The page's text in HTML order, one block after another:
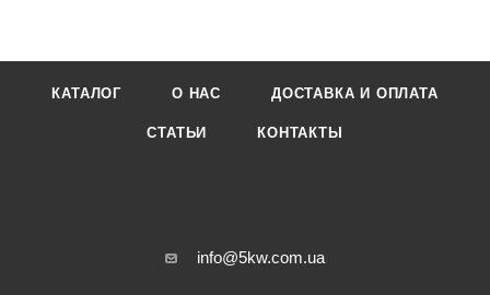
КАТАЛОГ О НАС ДОСТАВКА И ОПЛАТА
СТАТЬИ КОНТАКТЫ
info@5kw.com.ua